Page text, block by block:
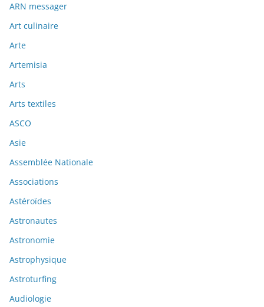
ARN messager
Art culinaire
Arte
Artemisia
Arts
Arts textiles
ASCO
Asie
Assemblée Nationale
Associations
Astéroïdes
Astronautes
Astronomie
Astrophysique
Astroturfing
Audiologie